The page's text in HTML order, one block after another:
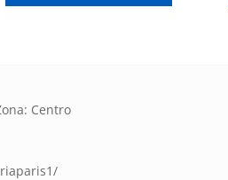
Centro